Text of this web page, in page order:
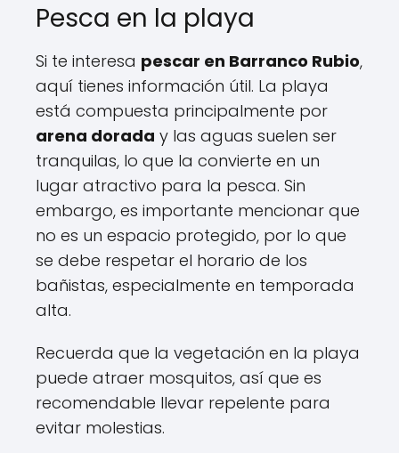
Pesca en la playa
Si te interesa pescar en Barranco Rubio,
aquí tienes información útil. La playa
está compuesta principalmente por
arena dorada y las aguas suelen ser
tranquilas, lo que la convierte en un
lugar atractivo para la pesca. Sin
embargo, es importante mencionar que
no es un espacio protegido, por lo que
se debe respetar el horario de los
bañistas, especialmente en temporada
alta.
Recuerda que la vegetación en la playa
puede atraer mosquitos, así que es
recomendable llevar repelente para
evitar molestias.